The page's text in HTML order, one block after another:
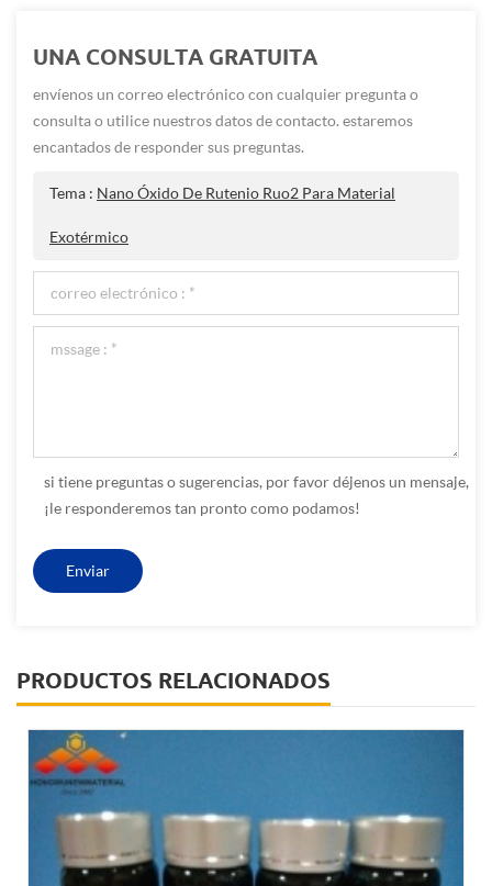
UNA CONSULTA GRATUITA
envíenos un correo electrónico con cualquier pregunta o
consulta o utilice nuestros datos de contacto. estaremos
encantados de responder sus preguntas.
Tema : Nano Óxido De Rutenio Ruo2 Para Material
Exotérmico
si tiene preguntas o sugerencias, por favor déjenos un mensaje,
¡le responderemos tan pronto como podamos!
PRODUCTOS RELACIONADOS